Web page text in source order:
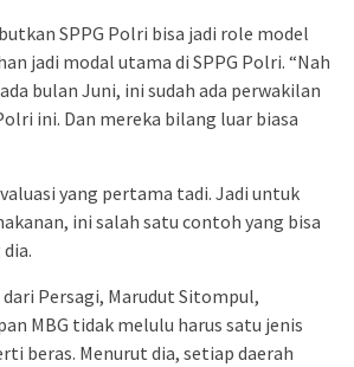
SPPG Polri bisa jadi role model
jadi modal utama di SPPG Polri. “Nah
bulan Juni, ini sudah ada perwakilan
ini. Dan mereka bilang luar biasa
yang pertama tadi. Jadi untuk
ini salah satu contoh yang bisa
Persagi, Marudut Sitompul,
MBG tidak melulu harus satu jenis
beras. Menurut dia, setiap daerah